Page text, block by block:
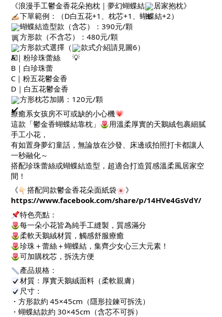
《浪漫手工鬱金香花朵抱枕｜夢幻蝴蝶結
居家抱枕》
下單範例：（D白五花+1、枕芯+1、蝴蝶結+2）
蝴蝶結造型款（含芯）：390元/顆
方形款（不含芯）：480元/顆
方形款式選擇（
款式介紹請見圖6）
A｜粉珍珠蕾絲
B｜白珍珠蕾
C｜粉五花鬱金香
D｜白五花鬱金香
方形枕芯加購：120元/顆
療癒系女孩房不可或缺的小心機
這款「鬱金香蝴蝶結靠枕」
用溫柔厚實的天鵝絨包裹細膩
手工小花，
有如置身夢幻童話，無論放在沙發、床邊或拍照打卡都讓人
一秒融化～
搭配珍珠蕾絲或蝴蝶結造型，超適合打造質感溫柔風居家空
間！
《
搭配同款鬱金香花朵面紙袋
》
https://www.facebook.com/share/p/14HVe4GsVdY/
特色亮點：
每一朵小花皆為純手工縫製，質感滿分
柔軟天鵝絨材質，觸感舒服療癒
珍珠＋蕾絲＋蝴蝶結，集齊少女心三大元素！
可加購枕芯，拆洗方便
產品規格：
材質：厚實天鵝絨面料（柔軟親膚）
尺寸：
・方形款約 45×45cm（隱形拉鍊可拆洗）
・蝴蝶結款約 30×45cm（含芯不可拆）